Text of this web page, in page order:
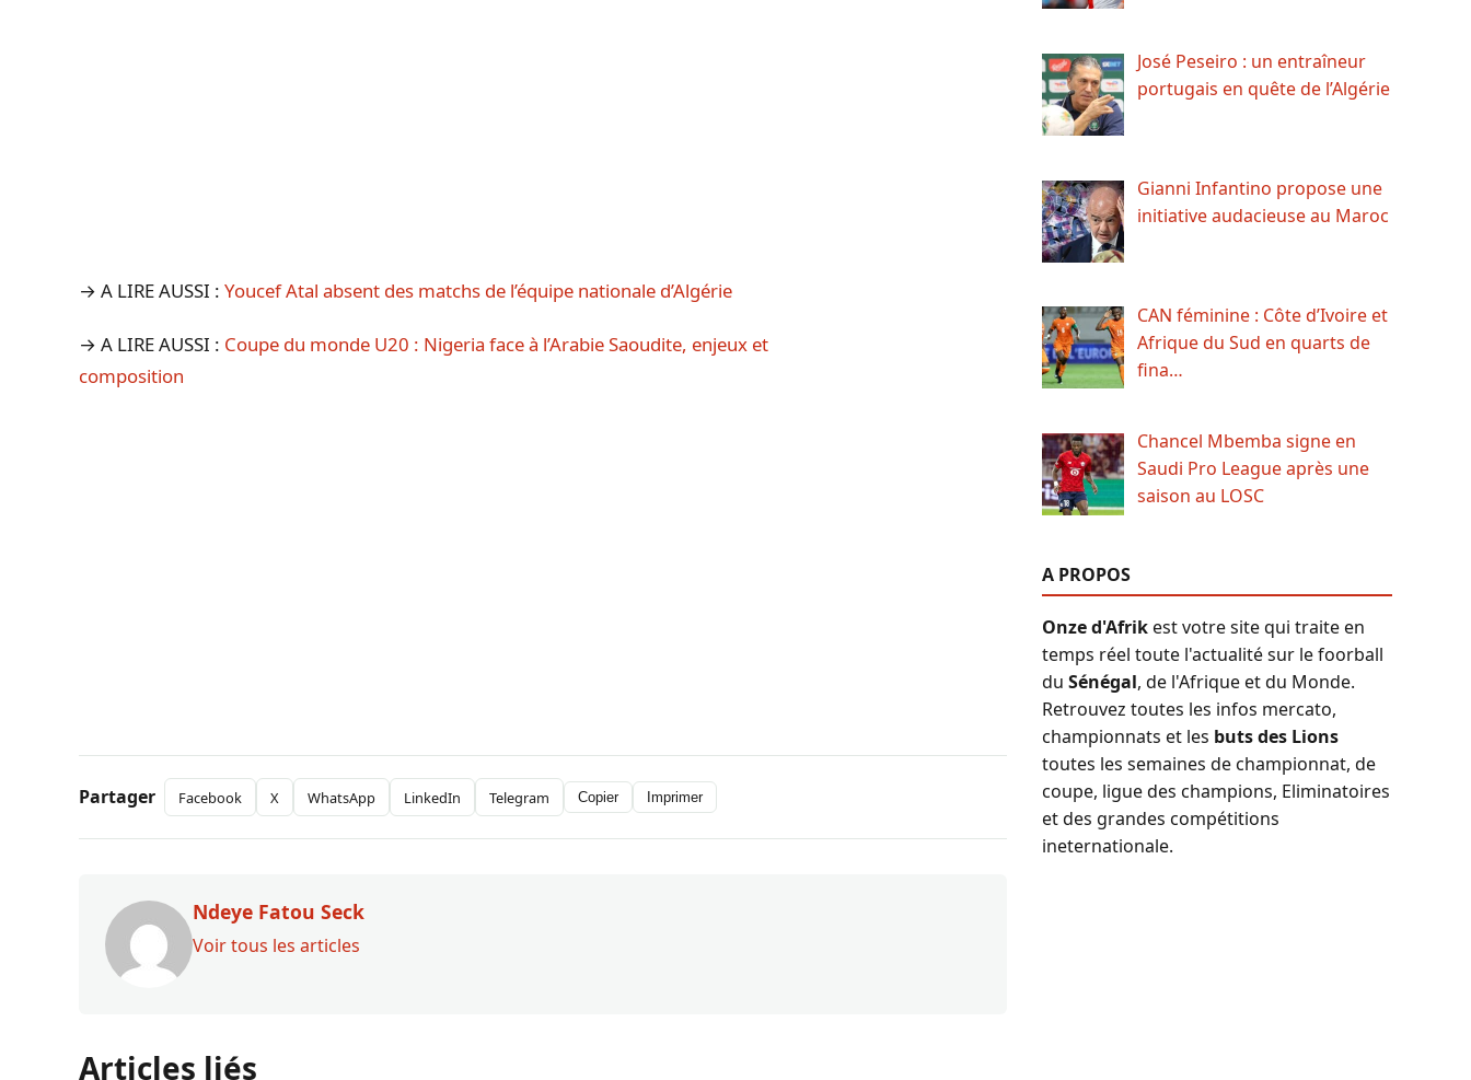
→ A LIRE AUSSI : Youcef Atal absent des matchs de l’équipe nationale d’Algérie
→ A LIRE AUSSI : Coupe du monde U20 : Nigeria face à l’Arabie Saoudite, enjeux et
composition
Partager Facebook X WhatsApp LinkedIn Telegram Copier Imprimer
Ndeye Fatou Seck
Voir tous les articles
Articles liés
José Peseiro : un entraîneur
portugais en quête de l’Algérie
Gianni Infantino propose une
initiative audacieuse au Maroc
CAN féminine : Côte d’Ivoire et
Afrique du Sud en quarts de
fina…
Chancel Mbemba signe en
Saudi Pro League après une
saison au LOSC
A PROPOS
Onze d'Afrikest votre site qui traite en
temps réel toute l'actualité sur le foorball
du Sénégal, de l'Afrique et du Monde.
Retrouvez toutes les infos mercato,
championnats et les buts des Lions
toutes les semaines de championnat, de
coupe, ligue des champions, Eliminatoires
et des grandes compétitions
ineternationale.